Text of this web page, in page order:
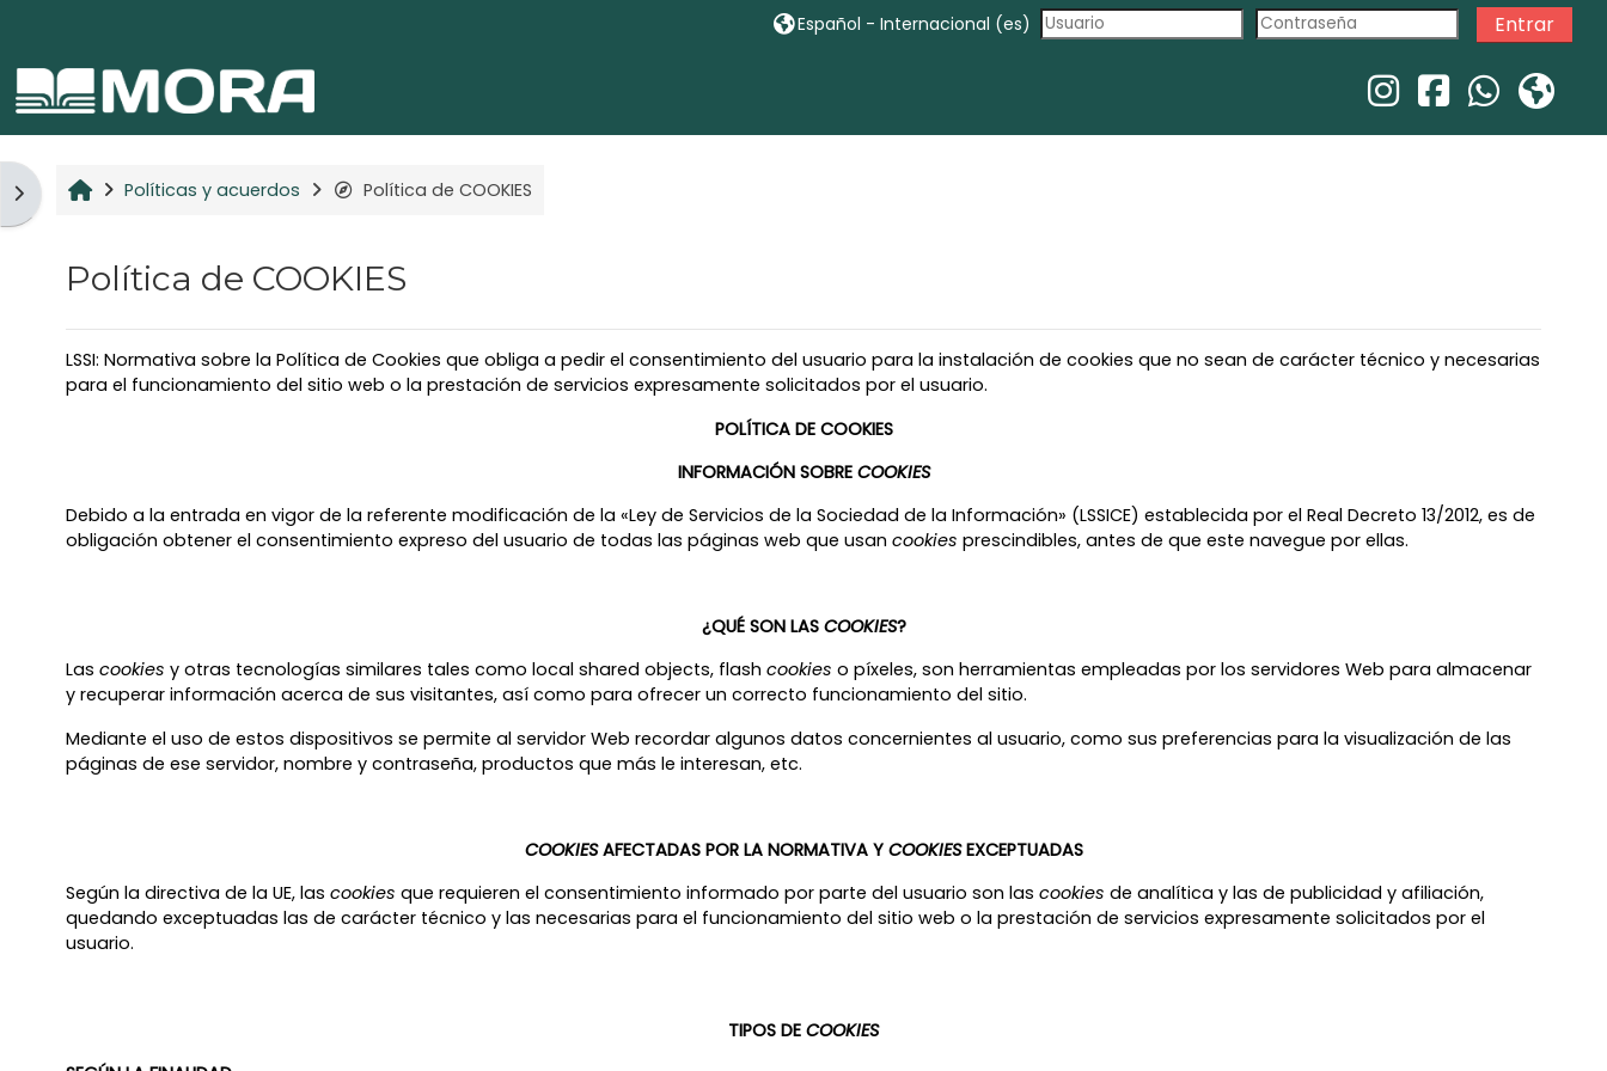
Español - Internacional ‎(es)‎ Entrar
Desplegar menú
Inicio
Políticas y acuerdos Política de COOKIES
Política de COOKIES
LSSI: Normativa sobre la Política de Cookies que obliga a pedir el consentimiento del usuario para la instalación de cookies que no sean de carácter técnico y necesarias
para el funcionamiento del sitio web o la prestación de servicios expresamente solicitados por el usuario.
POLÍTICA DE COOKIES
INFORMACIÓN SOBRE COOKIES
Debido a la entrada en vigor de la referente modificación de la «Ley de Servicios de la Sociedad de la Información» (LSSICE) establecida por el Real Decreto 13/2012, es de
obligación obtener el consentimiento expreso del usuario de todas las páginas web que usan cookies prescindibles, antes de que este navegue por ellas.
¿QUÉ SON LAS COOKIES?
Las cookies y otras tecnologías similares tales como local shared objects, flash cookies o píxeles, son herramientas empleadas por los servidores Web para almacenar
y recuperar información acerca de sus visitantes, así como para ofrecer un correcto funcionamiento del sitio.
Mediante el uso de estos dispositivos se permite al servidor Web recordar algunos datos concernientes al usuario, como sus preferencias para la visualización de las
páginas de ese servidor, nombre y contraseña, productos que más le interesan, etc.
COOKIESAFECTADAS POR LA NORMATIVA Y COOKIESEXCEPTUADAS
Según la directiva de la UE, las cookies que requieren el consentimiento informado por parte del usuario son las cookies de analítica y las de publicidad y afiliación,
quedando exceptuadas las de carácter técnico y las necesarias para el funcionamiento del sitio web o la prestación de servicios expresamente solicitados por el
usuario.
TIPOS DE COOKIES